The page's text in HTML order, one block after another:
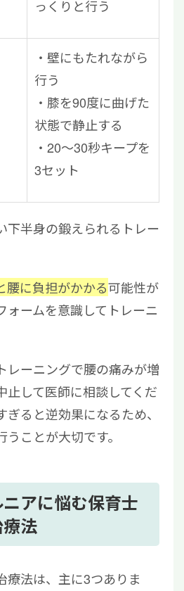
っくりと行う
壁にもたれながら
行う
膝を90度に曲げた
状態で静止する
20～30秒キープを
3セット
下半身の鍛えられるトレー
腰に負担がかかる可能性が
ォームを意識してトレーニ
レーニングで腰の痛みが増
止して医師に相談してくだ
ると逆効果になるため、
ことが大切です。
アに悩む保育士
法
療法は、主に3つありま